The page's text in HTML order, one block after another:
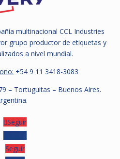
multinacional CCL Industries
grupo productor de etiquetas y
a nivel mundial.
+54 9 11 3418-3083
– Tortuguitas – Buenos Aires.
Seguir
Seguir